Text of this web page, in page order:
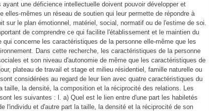
une déficience intellectuelle doivent pouvoir développer et
elles-mêmes un réseau de soutien qui leur permette de répondre à
sur le plan émotionnel, matériel, social, normatif ou de l'estime de soi.
de comprendre ce qui facilite l'établissement et le maintien du
concerne les caractéristiques de la personne elle-même que les
Dans cette recherche, les caractéristiques de la personne
et son niveau d'autonomie de même que les caractéristiques de
plateau de travail et stage et milieu résidentiel, famille naturelle ou
considérées au regard de leur lien avec quatre caractéristiques du
taille, la densité, la composition et la réciprocité des relations. Les
les suivantes : l. a) Quel est le lien entre d'une part les habiletés
l'individu et d'autre part la taille, la densité et la réciprocité de son